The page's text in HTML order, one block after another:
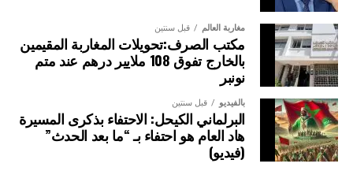
مغاربة العالم قبل سنتين
مكتب الصرف:تحويلات المغاربة المقيمين
بالخارج تفوق 108 ملايير درهم عند متم
نونبر
بالفيديو قبل سنتين
البرلماني الكيحل: الاحتفاء بذكرى المسيرة
هاد العام هو احتفاء بـ “ما بعد الحدث”
(فيديو)